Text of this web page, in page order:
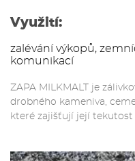
Využití:
zalévání výkopů,
komunikací
ZAPA MILKMALT je
drobného kameniva,
které zajišťují její tekutost